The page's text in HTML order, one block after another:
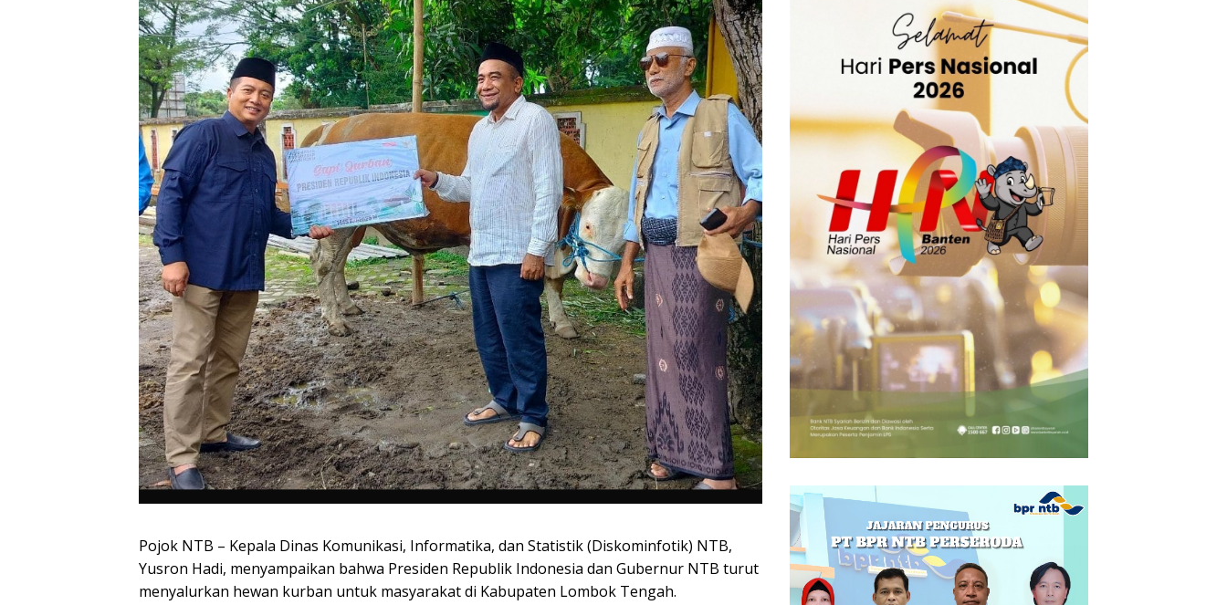
Pojok NTB – Kepala Dinas Komunikasi, Informatika, dan Statistik (Diskominfotik) NTB,
Yusron Hadi, menyampaikan bahwa Presiden Republik Indonesia dan Gubernur NTB turut
menyalurkan hewan kurban untuk masyarakat di Kabupaten Lombok Tengah.